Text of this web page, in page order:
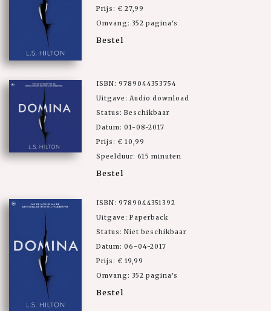
Prijs: € 27,99
Omvang: 352 pagina's
Bestel
ISBN: 9789044353754
Uitgave: Audio download
Status: Beschikbaar
Datum: 01-08-2017
Prijs: € 10,99
Speelduur: 615 minuten
Bestel
ISBN: 9789044351392
Uitgave: Paperback
Status: Niet beschikbaar
Datum: 06-04-2017
Prijs: € 19,99
Omvang: 352 pagina's
Bestel